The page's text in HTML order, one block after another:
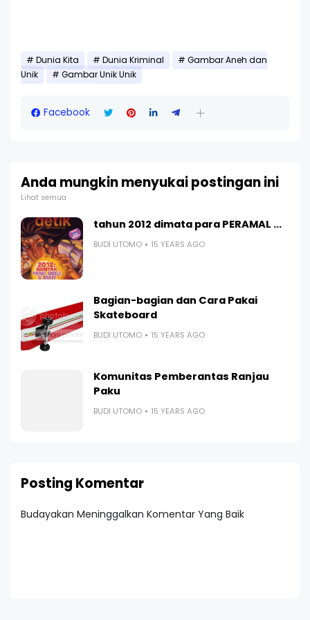
Dunia Kita Dunia Kriminal
Gambar Aneh dan
Unik
Gambar Unik Unik
Facebook
Anda mungkin menyukai postingan ini
Lihat semua
tahun 2012 dimata para PERAMAL ...
BUDI UTOMO 15 YEARS AGO
Bagian-bagian dan Cara Pakai
Skateboard
BUDI UTOMO 15 YEARS AGO
Komunitas Pemberantas Ranjau
Paku
BUDI UTOMO 15 YEARS AGO
Posting Komentar
Budayakan Meninggalkan Komentar Yang Baik